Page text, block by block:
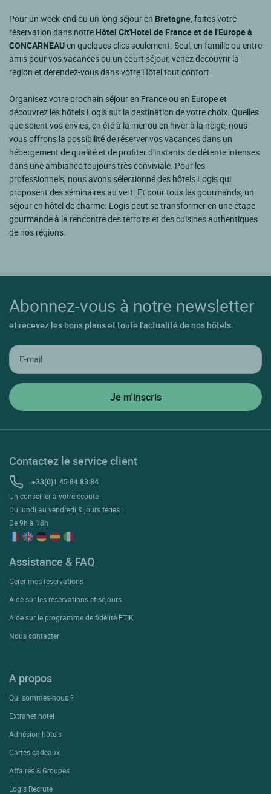
Pour un week-end ou un long séjour en Bretagne , faites votre
réservation dans notre Hôtel Cit'Hotel de France et de l'Europe à
CONCARNEAUen quelques clics seulement. Seul, en famille ou entre
amis pour vos vacances ou un court séjour, venez découvrir la
région et détendez-vous dans votre Hôtel tout confort.
Organisez votre prochain séjour en France ou en Europe et
découvrez les hôtels Logis sur la destination de votre choix. Quelles
que soient vos envies, en été à la mer ou en hiver à la neige, nous
vous offrons la possibilité de réserver vos vacances dans un
hébergement de qualité et de profiter d'instants de détente intenses
dans une ambiance toujours très conviviale. Pour les
professionnels, nous avons sélectionné des hôtels Logis qui
proposent des séminaires au vert. Et pour tous les gourmands, un
séjour en hôtel de charme. Logis peut se transformer en une étape
gourmande à la rencontre des terroirs et des cuisines authentiques
de nos régions.
Abonnez-vous à notre newsletter
et recevez les bons plans et toute l'actualité de nos hôtels.
Contactez le service client
+33(0)1 45 84 83 84
Un conseiller à votre écoute
Du lundi au vendredi & jours fériés :
De 9h à 18h
Assistance & FAQ
Gérer mes réservations
Aide sur les réservations et séjours
Aide sur le programme de fidélité ETIK
Nous contacter
A propos
Qui sommes-nous ?
Extranet hotel
Adhésion hôtels
Cartes cadeaux
Affaires & Groupes
Logis Recrute